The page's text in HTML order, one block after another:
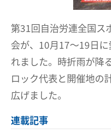
第31回自治労連全国ス
会が、10月17～19日
れました。時折雨が降
ロック代表と開催地の
広げました。
連載記事